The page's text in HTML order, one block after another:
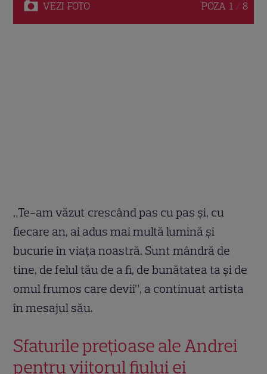
VEZI FOTO POZA 1 / 8
„Te-am văzut crescând pas cu pas și, cu
fiecare an, ai adus mai multă lumină și
bucurie în viața noastră. Sunt mândră de
tine, de felul tău de a fi, de bunătatea ta și de
omul frumos care devii”, a continuat artista
în mesajul său.
Sfaturile prețioase ale Andrei
pentru viitorul fiului ei